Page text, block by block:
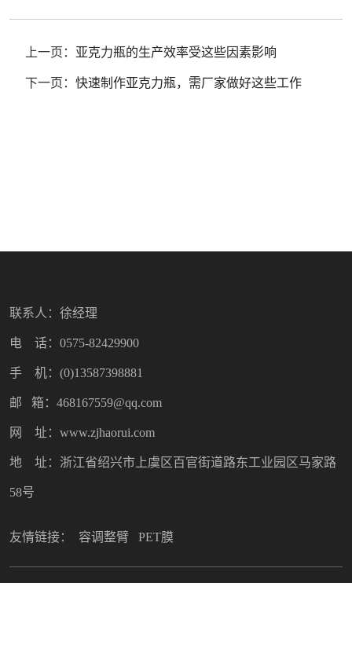
上一页： 亚克力瓶的生产效率受这些因素影响
下一页： 快速制作亚克力瓶，需厂家做好这些工作
联系人：徐经理
电 话：0575-82429900
手 机：(0)13587398881
邮 箱：468167559@qq.com
网 址：www.zjhaorui.com
地 址：浙江省绍兴市上虞区百官街道路东工业园区马家路
58号
友情链接： 容调整臂 PET膜